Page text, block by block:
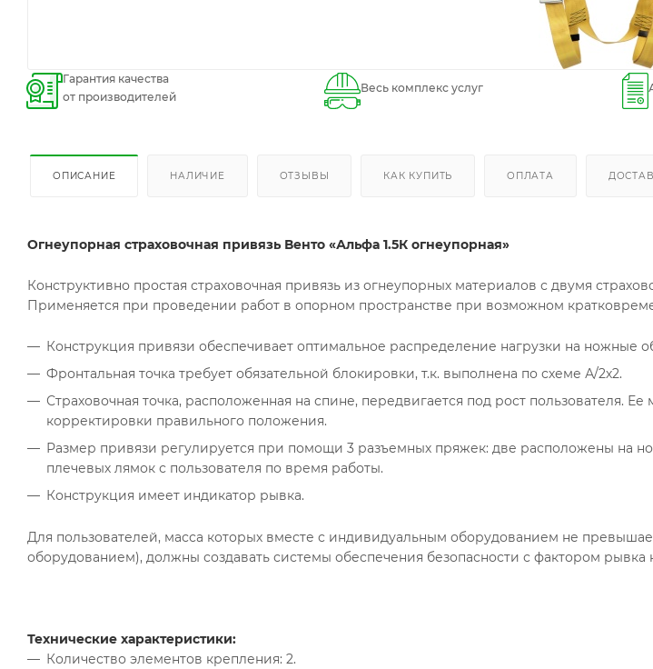
Гарантия качества
от производителей
Весь комплекс услуг
ОПИСАНИЕ НАЛИЧИЕ ОТЗЫВЫ КАК КУПИТЬ ОПЛАТА
Огнеупорная страховочная привязь Венто «Альфа 1.5К огнеупорная»
Конструктивно простая страховочная привязь из огнеупорных материалов с двумя
Применяется при проведении работ в опорном пространстве при возможном
Конструкция привязи обеспечивает оптимальное распределение нагрузки на ножные
Фронтальная точка требует обязательной блокировки, т.к. выполнена по схеме А/2х2.
Страховочная точка, расположенная на спине, передвигается под рост пользователя.
корректировки правильного положения.
Размер привязи регулируется при помощи 3 разъемных пряжек: две расположены на
плечевых лямок с пользователя по время работы.
Конструкция имеет индикатор рывка.
Для пользователей, масса которых вместе с индивидуальным оборудованием не
оборудованием), должны создавать системы обеспечения безопасности с фактором рывка
Технические характеристики:
Количество элементов крепления: 2.